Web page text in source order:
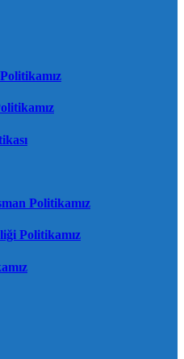
Politikamız
Politikamız